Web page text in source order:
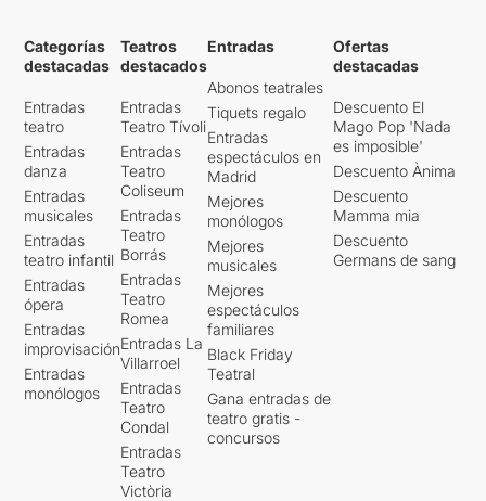
Categorías
destacadas
Entradas
teatro
Entradas
danza
Entradas
musicales
Entradas
teatro infantil
Entradas
ópera
Entradas
improvisación
Entradas
monólogos
Teatros
destacados
Entradas
Teatro Tívoli
Entradas
Teatro
Coliseum
Entradas
Teatro
Borrás
Entradas
Teatro
Romea
Entradas La
Villarroel
Entradas
Teatro
Condal
Entradas
Teatro
Victòria
Entradas
Abonos teatrales
Tiquets regalo
Entradas
espectáculos en
Madrid
Mejores
monólogos
Mejores
musicales
Mejores
espectáculos
familiares
Black Friday
Teatral
Gana entradas de
teatro gratis -
concursos
Ofertas
destacadas
Descuento El
Mago Pop 'Nada
es imposible'
Descuento Ànima
Descuento
Mamma mia
Descuento
Germans de sang